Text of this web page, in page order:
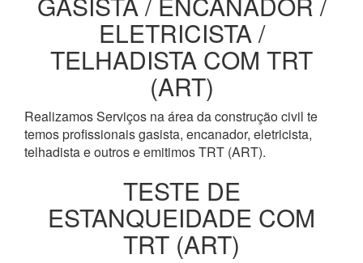
ELETRICISTA /
TELHADISTA COM TRT
(ART)
Realizamos Serviços na área da construção civil te
temos profissionais gasista, encanador, eletricista,
telhadista e outros e emitimos TRT (ART).
TESTE DE
ESTANQUEIDADE COM
TRT (ART)